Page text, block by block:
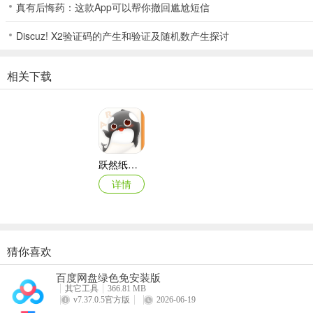
3、3D内容提供各种直观具体、轻松体验，抽象思维帮助读者了解更多
4、用户自评、自选、点赞，提升优质内容传播速度，激活用户阅读欲望
6、很多人前所未见的阅读方式，能抓住好奇心强烈，特别是小孩的兴趣
7、视听结合，图文结合，理解其书本内容必定能简单不少，印象更深
- 更新了全新的UI界面
- 为了更流程的内容体验，界面操作由竖屏模式更改为横屏模式
- 新增了【AI课堂】【3D视界】【有声故事】三大模块
- 新增了用户设备管理
- 新增了内容支付功能
- 优化了用户实景模式体验，新增部分机型设配
真有后悔药：这款App可以帮你撤回尴尬短信
Discuz! X2验证码的产生和验证及随机数产生探讨
相关下载
跃然纸上app
详情
猜你喜欢
百度网盘绿色免安装版
其它工具
366.81 MB
v7.37.0.5官方版
2026-06-19